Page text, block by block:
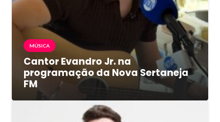
MÚSICA
Cantor Evandro Jr. na
programação da Nova Sertaneja
FM